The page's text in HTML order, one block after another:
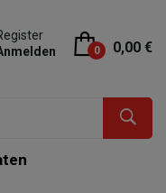
0 0,00 €